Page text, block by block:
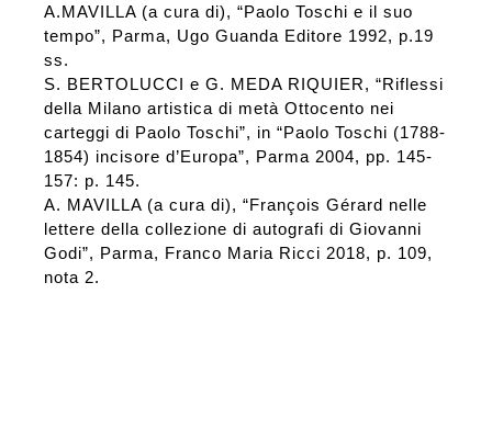
A.MAVILLA (a cura di), “Paolo Toschi e il suo
tempo”, Parma, Ugo Guanda Editore 1992, p.19
ss.
S. BERTOLUCCI e G. MEDA RIQUIER, “Riflessi
della Milano artistica di metà Ottocento nei
carteggi di Paolo Toschi”, in “Paolo Toschi (1788-
1854) incisore d’Europa”, Parma 2004, pp. 145-
157: p. 145.
A. MAVILLA (a cura di), “François Gérard nelle
lettere della collezione di autografi di Giovanni
Godi”, Parma, Franco Maria Ricci 2018, p. 109,
nota 2.